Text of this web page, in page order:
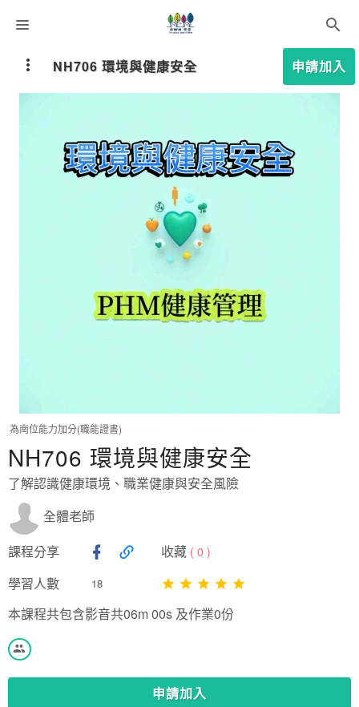
課程分類
師資團隊
語系選擇
折扣碼
為崗位能力加分(職能證書)
NH706 環境與健康安全
了解認識健康環境、職業健康與安全風險
全體老師
課程分享
收藏 ( 0 )
學習人數 18
本課程共包含影音共06m 00s 及作業0份
申請加入
NH706 環境與健康安全 申請加入